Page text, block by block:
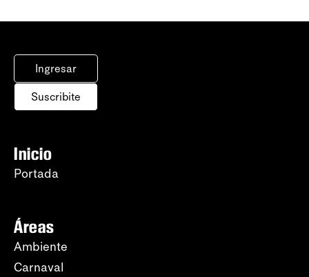
Ingresar
Suscribite
Inicio
Portada
Áreas
Ambiente
Carnaval